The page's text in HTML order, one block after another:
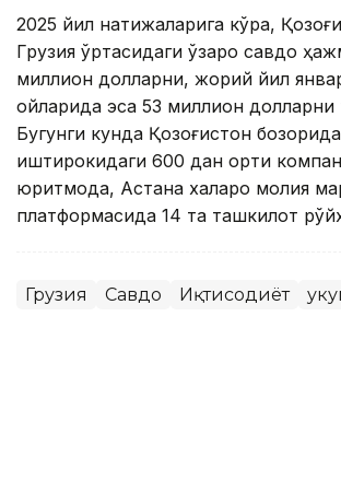
2025 йил натижаларига кўра,
Грузия ўртасидаги ўзаро савдо
миллион долларни, жорий йил
ойларида эса 53 миллион
Бугунги кунда Қозоғистон
иштирокидаги 600 дан ортиқ
юритмоқда, Астана халқаро молия
платформасида 14 та ташкилот
Грузия Савдо Иқтисодиёт